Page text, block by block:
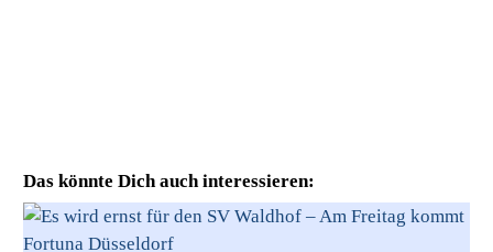
Das könnte Dich auch interessieren: